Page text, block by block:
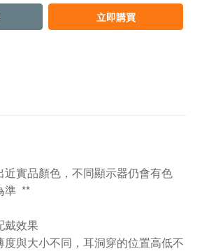
立即購買
近實品顏色，不同顯示器仍會有色
準 **
戴效果
度與大小不同，耳洞穿的位置高低不